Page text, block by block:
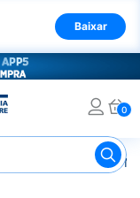
Baixar
0
Fita